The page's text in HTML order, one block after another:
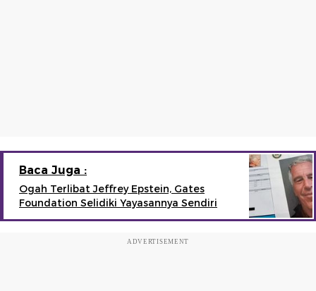
Baca Juga :
Ogah Terlibat Jeffrey Epstein, Gates
Foundation Selidiki Yayasannya Sendiri
ADVERTISEMENT